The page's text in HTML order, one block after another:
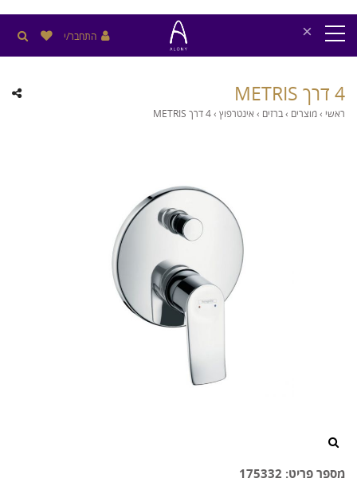
× התחבר/י
4 דרך METRIS
ראשי ›מוצרים ›ברזים › אינטרפוץ›4 דרך METRIS
מספר פריט: 175332